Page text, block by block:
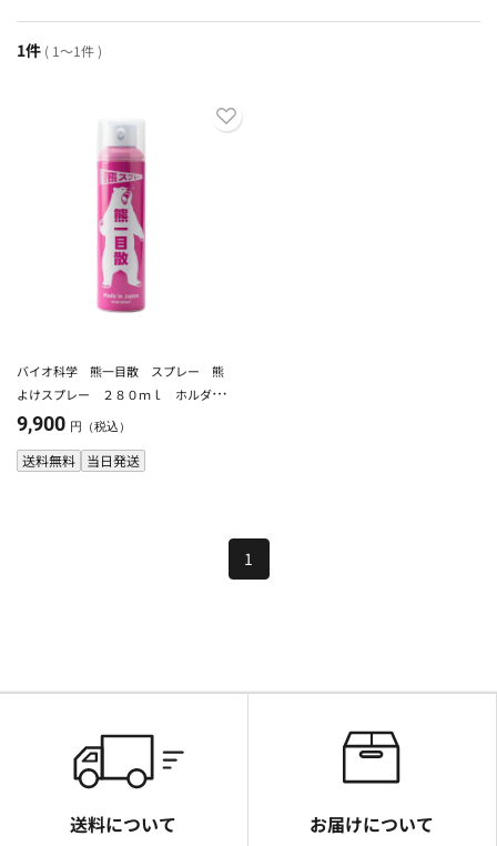
1件 ( 1～1件 )
バイオ科学 熊一目散 スプレー 熊
よけスプレー ２８０ｍｌ ホルダー
無し
9,900 円（税込）
送料無料 当日発送
1
送料について お届けについて